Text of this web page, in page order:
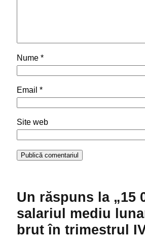
Nume *
Email *
Site web
Un răspuns la „15
salariul mediu
brut în trimestrul